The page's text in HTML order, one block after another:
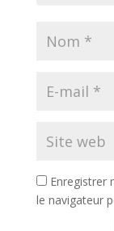
Enregistrer
le navigateur